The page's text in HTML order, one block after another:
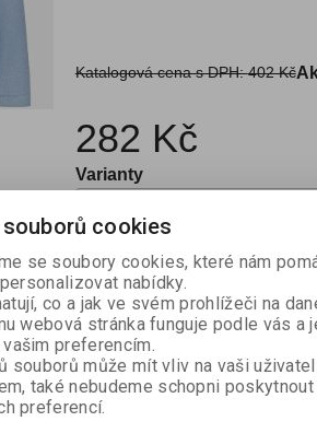
Katalogová cena s DPH:402 Kč
282 Kč
Varianty


Skladem:1
výrobek
cookies
se soubory cookies, které nám
nabídky.
co a jak ve svém prohlížeči na
webová stránka funguje podle vás a
preferencím.
souborů může mít vliv na vaši
také nebudeme schopni poskytnout
preferencí.